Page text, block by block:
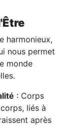
harmonieux,
nous permet
monde
: Corps
liés à
après